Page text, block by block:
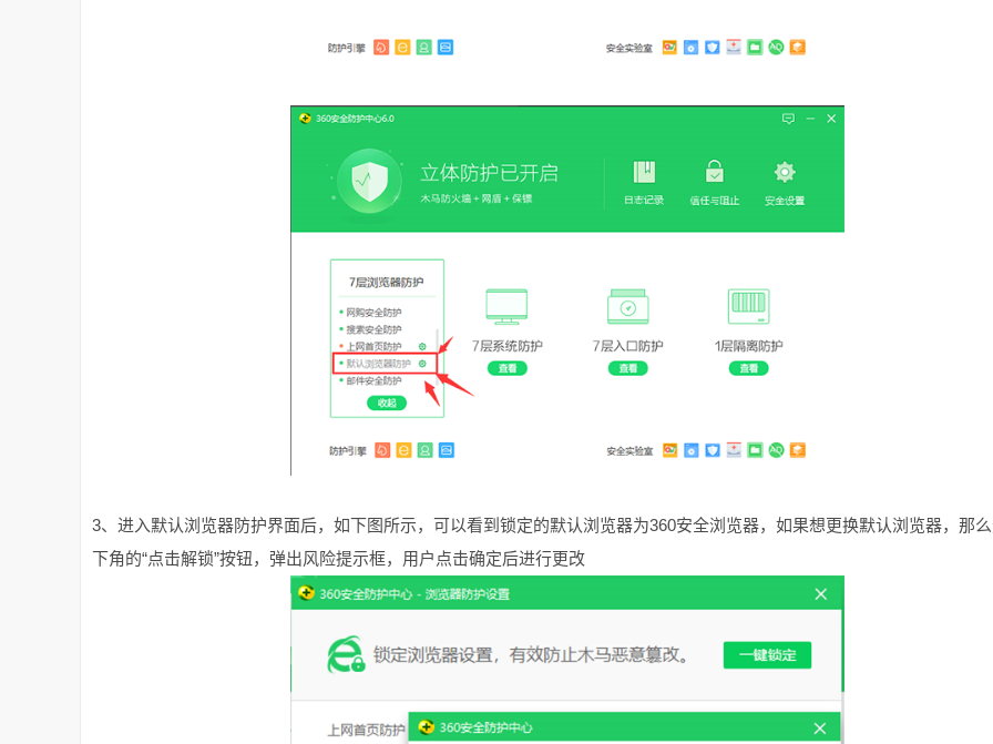
3、进入默认浏览器防护界面后，如下图所示，可以看到锁定的默认浏览器为360安全浏览器，如果想更换默认浏览器，那
下角的“点击解锁”按钮，弹出风险提示框，用户点击确定后进行更改